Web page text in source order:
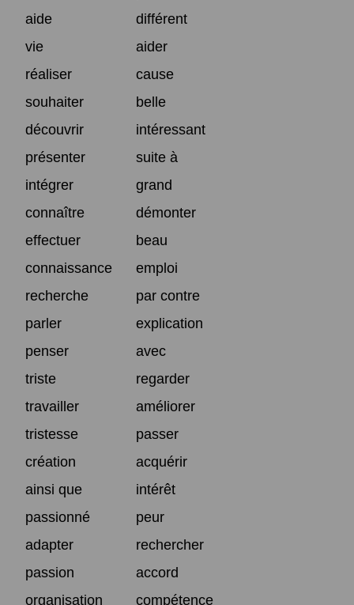
aide
différent
vie
aider
réaliser
cause
souhaiter
belle
découvrir
intéressant
présenter
suite à
intégrer
grand
connaître
démonter
effectuer
beau
connaissance
emploi
recherche
par contre
parler
explication
penser
avec
triste
regarder
travailler
améliorer
tristesse
passer
création
acquérir
ainsi que
intérêt
passionné
peur
adapter
rechercher
passion
accord
organisation
compétence